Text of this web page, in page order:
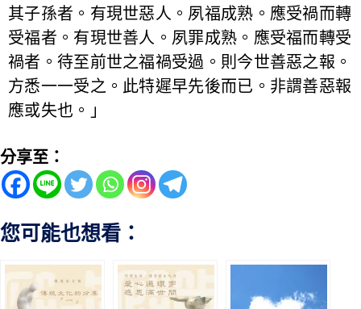
其子孫者。有現世惡人。夙福成熟。應受禍而轉
受福者。有現世善人。夙罪成熟。應受福而轉受
禍者。待至前世之福禍受過。則今世善惡之報。
方悉一一受之。此特遲早先後而已。非謂善惡報
應或失也。」
分享至：
您可能也想看：